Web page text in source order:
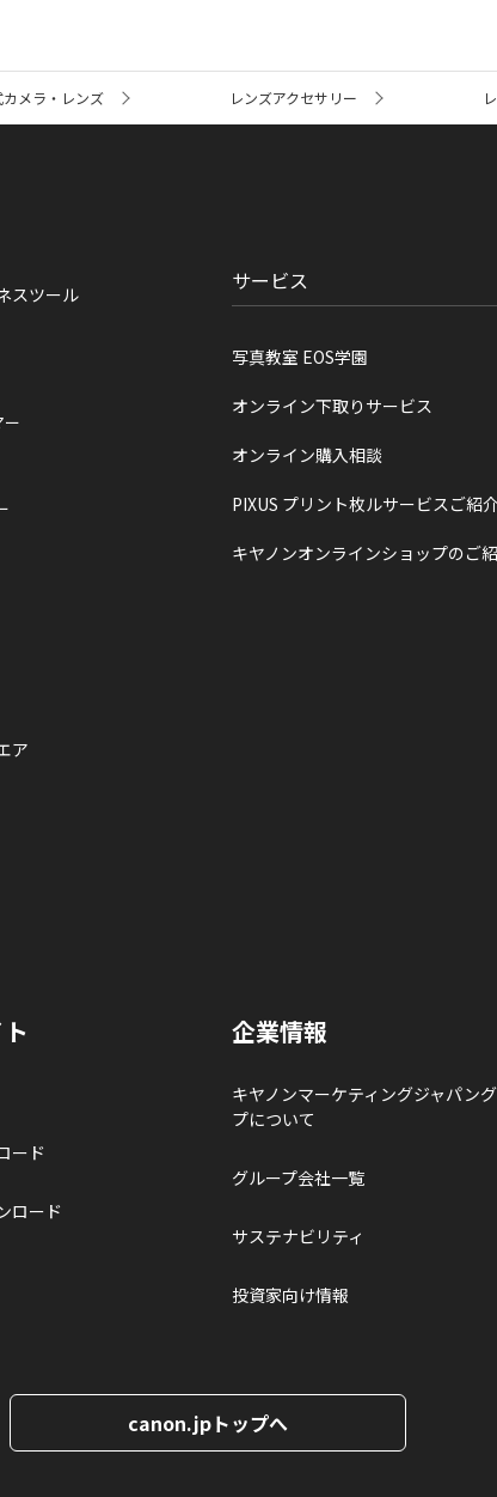
カメラ・レンズ レンズアクセサリー
スツール
ー
ア
サービス
写真教室 EOS学園
オンライン下取りサービス
オンライン購入相談
PIXUS プリント枚ルサービスご紹
キヤノンオンラインショップのご
ード
ロード
企業情報
キヤノンマーケティングジャパン
プについて
グループ会社一覧
サステナビリティ
投資家向け情報
canon.jpトップへ